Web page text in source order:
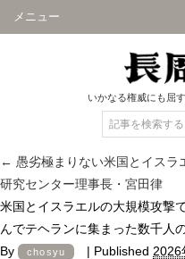
メニュー
いかなる権威にも屈
← 愚劣極まりない米国とイス
研究センター理事長・宮田律
米国とイスラエルの大規模攻撃
んでテヘランに集まった数千人
By
chosyu | Published 2026